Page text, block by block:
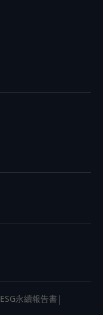
ESG永續報告書 |